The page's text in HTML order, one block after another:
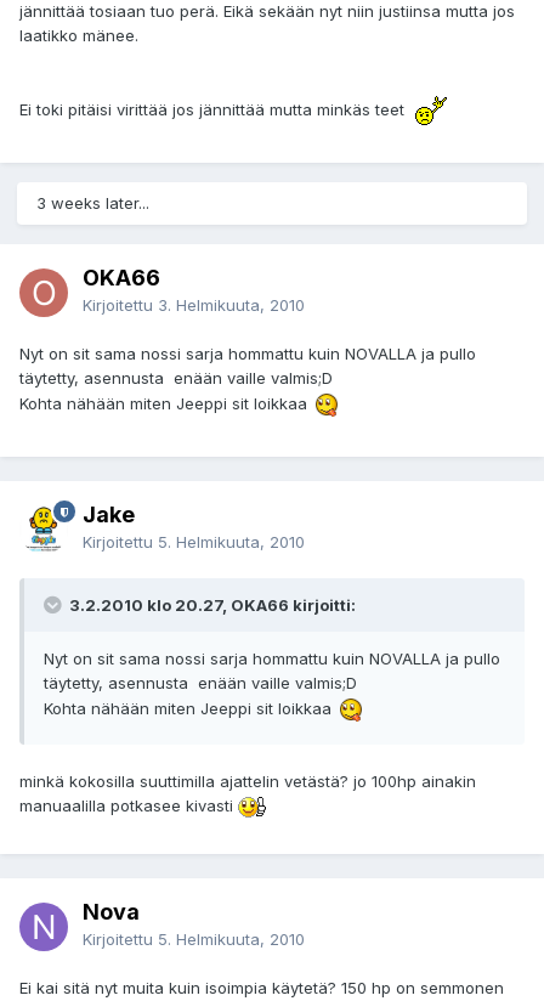
jännittää tosiaan tuo perä. Eikä sekään nyt niin justiinsa mutta jos
laatikko mänee.
Ei toki pitäisi virittää jos jännittää mutta minkäs teet
3 weeks later...
OKA66
Kirjoitettu 3. Helmikuuta, 2010
Nyt on sit sama nossi sarja hommattu kuin NOVALLA ja pullo
täytetty, asennusta enään vaille valmis;D
Kohta nähään miten Jeeppi sit loikkaa
Jake
Kirjoitettu 5. Helmikuuta, 2010
3.2.2010 klo 20.27, OKA66 kirjoitti:
Nyt on sit sama nossi sarja hommattu kuin NOVALLA ja pullo
täytetty, asennusta enään vaille valmis;D
Kohta nähään miten Jeeppi sit loikkaa
minkä kokosilla suuttimilla ajattelin vetästä? jo 100hp ainakin
manuaalilla potkasee kivasti
Nova
Kirjoitettu 5. Helmikuuta, 2010
Ei kai sitä nyt muita kuin isoimpia käytetä? 150 hp on semmonen